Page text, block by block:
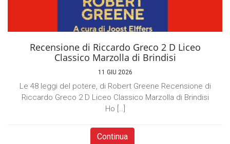
Recensione di Riccardo Greco 2 D Liceo
Classico Marzolla di Brindisi
11 GIU 2026
Le 48 leggi del potere, di Robert Greene Recensione di
Riccardo Greco 2 D Liceo Classico Marzolla di Brindisi
Ho […]
Continua